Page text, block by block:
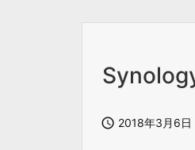
 2018年3月6日